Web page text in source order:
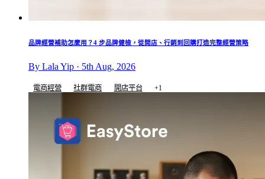
品牌經營補助怎麼用？4 步品牌健檢，從開店、行銷到回購打造完整經營策略
By Lala Yip · 5th Aug, 2026
電商經營 社群電商 開店平台 +1